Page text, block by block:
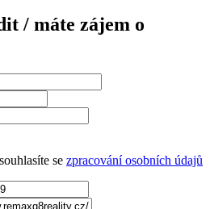
/ máte zájem o
se zpracování osobních údajů